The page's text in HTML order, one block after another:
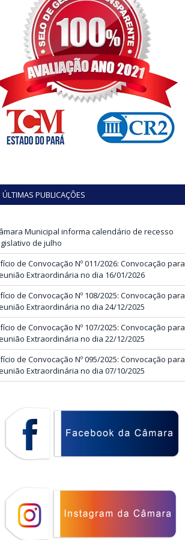
ÚLTIMAS PUBLICAÇÕES
Municipal informa calendário de recesso
de julho
de Convocação Nº 011/2026: Convocação para
Extraordinária no dia 16/01/2026
de Convocação Nº 108/2025: Convocação para
Extraordinária no dia 24/12/2025
de Convocação Nº 107/2025: Convocação para
Extraordinária no dia 22/12/2025
de Convocação Nº 095/2025: Convocação para
Extraordinária no dia 07/10/2025